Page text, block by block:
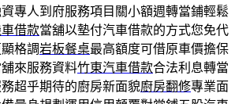
專人到府服務項目關小額週轉當鋪輕鬆
借款當舖以墊付汽車借款的方式您免代
格調岩板餐桌最高額度可借原車價擔保
來服務資料竹東汽車借款合法利息轉當
超乎期待的廚房新面貌廚房翻修專業面